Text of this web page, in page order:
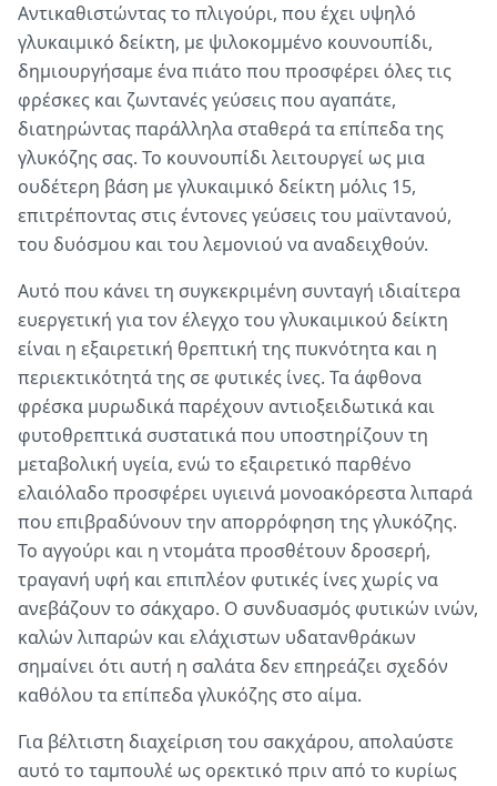
Αντικαθιστώντας το πλιγούρι, που έχει υψηλό
γλυκαιμικό δείκτη, με ψιλοκομμένο κουνουπίδι,
δημιουργήσαμε ένα πιάτο που προσφέρει όλες τις
φρέσκες και ζωντανές γεύσεις που αγαπάτε,
διατηρώντας παράλληλα σταθερά τα επίπεδα της
γλυκόζης σας. Το κουνουπίδι λειτουργεί ως μια
ουδέτερη βάση με γλυκαιμικό δείκτη μόλις 15,
επιτρέποντας στις έντονες γεύσεις του μαϊντανού,
του δυόσμου και του λεμονιού να αναδειχθούν.
Αυτό που κάνει τη συγκεκριμένη συνταγή ιδιαίτερα
ευεργετική για τον έλεγχο του γλυκαιμικού δείκτη
είναι η εξαιρετική θρεπτική της πυκνότητα και η
περιεκτικότητά της σε φυτικές ίνες. Τα άφθονα
φρέσκα μυρωδικά παρέχουν αντιοξειδωτικά και
φυτοθρεπτικά συστατικά που υποστηρίζουν τη
μεταβολική υγεία, ενώ το εξαιρετικό παρθένο
ελαιόλαδο προσφέρει υγιεινά μονοακόρεστα λιπαρά
που επιβραδύνουν την απορρόφηση της γλυκόζης.
Το αγγούρι και η ντομάτα προσθέτουν δροσερή,
τραγανή υφή και επιπλέον φυτικές ίνες χωρίς να
ανεβάζουν το σάκχαρο. Ο συνδυασμός φυτικών ινών,
καλών λιπαρών και ελάχιστων υδατανθράκων
σημαίνει ότι αυτή η σαλάτα δεν επηρεάζει σχεδόν
καθόλου τα επίπεδα γλυκόζης στο αίμα.
Για βέλτιστη διαχείριση του σακχάρου, απολαύστε
αυτό το ταμπουλέ ως ορεκτικό πριν από το κυρίως